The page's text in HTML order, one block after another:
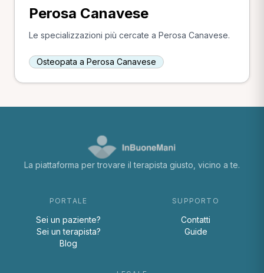
Perosa Canavese
Le specializzazioni più cercate a Perosa Canavese.
Osteopata a Perosa Canavese
La piattaforma per trovare il terapista giusto, vicino a te.
PORTALE
Sei un paziente?
Sei un terapista?
Blog
SUPPORTO
Contatti
Guide